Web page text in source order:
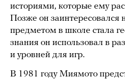
историями, которые ему
Позже он
предметом в школе стала
знания он использовал в
и уровней для игр.
В 1981 году Миямото